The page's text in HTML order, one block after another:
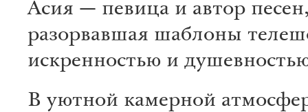
Асия — певица и автор
разорвавшая шаблоны
искренностью и
В уютной камерной